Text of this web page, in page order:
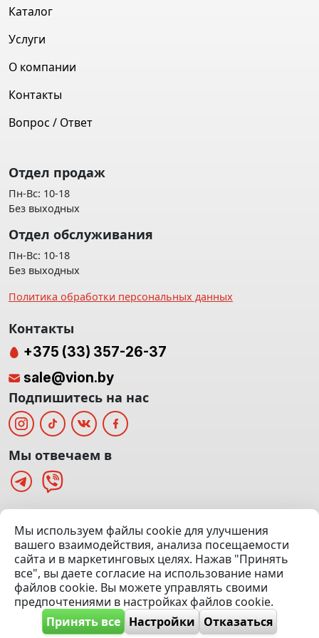
(Офис: 5 этаж | Осмотр авто: 5 этаж)
Посмотреть на карте
© 2020 — 2026 VION.BY — Продажа, выкуп и обмен | УНП
192961100 |Эвакуатор Минск
Каталог
Услуги
О компании
Контакты
Вопрос / Ответ
Отдел продаж
Пн-Вс: 10-18
Без выходных
Отдел обслуживания
Пн-Вс: 10-18
Без выходных
Политика обработки персональных данных
Мы используем файлы cookie для улучшения
вашего взаимодействия, анализа посещаемости
сайта и в маркетинговых целях. Нажав "Принять
все", вы даете согласие на использование нами
файлов cookie. Вы можете управлять своими
предпочтениями в настройках файлов cookie.
Принять все Настройки Отказаться
Контакты
+375 (33) 357-26-37
sale@vion.by
Подпишитесь на нас
Мы отвечаем в